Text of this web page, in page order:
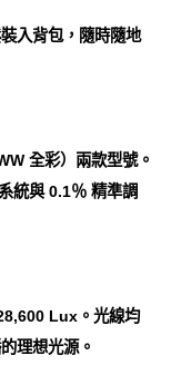
入背包，隨時隨地
全彩）兩款型號。
統與 0.1％ 精準調
Lux。光線均
理想光源。